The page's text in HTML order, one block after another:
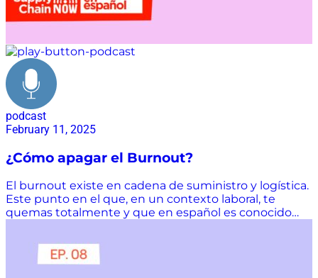
podcast
February 11, 2025
¿Cómo apagar el Burnout?
El burnout existe en cadena de suministro y logística.
Este punto en el que, en un contexto laboral, te
quemas totalmente y que en español es conocido